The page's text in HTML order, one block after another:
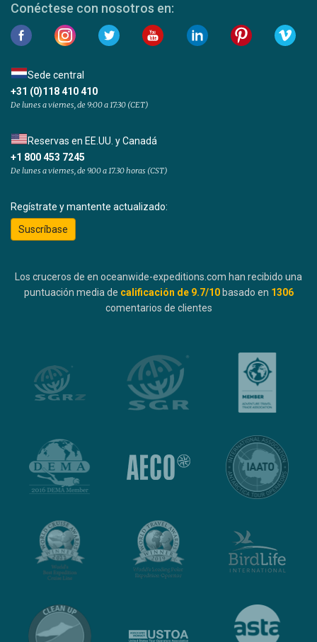
Conéctese con nosotros en:
Sede central
+31 (0)118 410 410
De lunes a viernes, de 9:00 a 17:30 (CET)
Reservas en EE.UU. y Canadá
+1 800 453 7245
De lunes a viernes, de 9.00 a 17.30 horas (CST)
Regístrate y mantente actualizado:
Suscríbase
Los cruceros de en oceanwide-expeditions.com han recibido una
puntuación media de calificación de 9.7/10 basado en 1306
comentarios de clientes